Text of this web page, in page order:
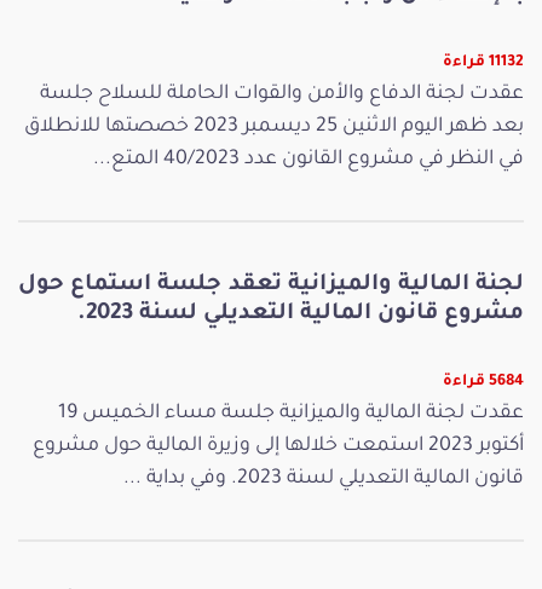
11132 قراءة
عقدت لجنة الدفاع والأمن والقوات الحاملة للسلاح جلسة
بعد ظهر اليوم الاثنين 25 ديسمبر 2023 خصصتها للانطلاق
في النظر في مشروع القانون عدد 40/2023 المتع...
لجنة المالية والميزانية تعقد جلسة استماع حول
مشروع قانون المالية التعديلي لسنة 2023.
5684 قراءة
عقدت لجنة المالية والميزانية جلسة مساء الخميس 19
أكتوبر 2023 استمعت خلالها إلى وزيرة المالية حول مشروع
قانون المالية التعديلي لسنة 2023. وفي بداية ...